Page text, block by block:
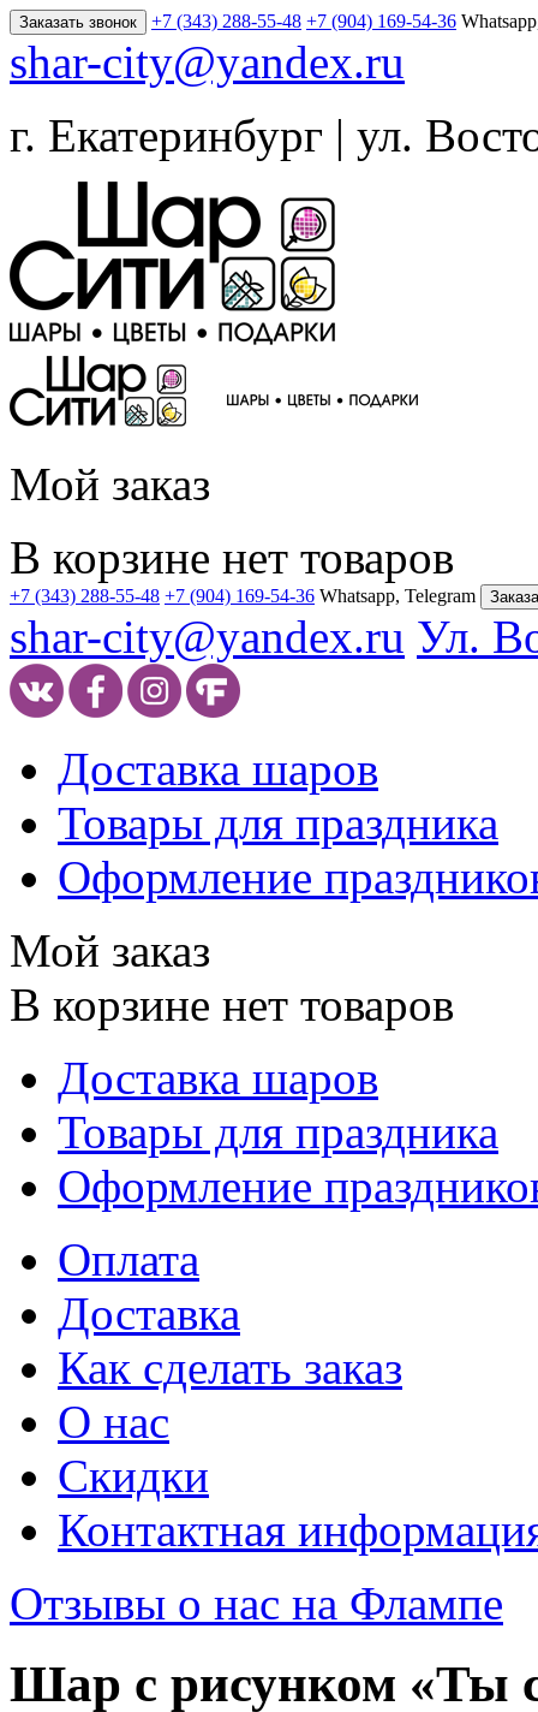
Заказать звонок +7 (343) 288-55-48 +7 (904) 169-54-36
shar-city@yandex.ru
г. Екатеринбург | ул.
Мой заказ
В корзине нет товаров
+7 (343) 288-55-48 +7 (904) 169-54-36 Whatsapp, Telegram
shar-city@yandex.ru Ул.
Доставка шаров
Товары для праздника
Оформление
Мой заказ
В корзине нет товаров
Доставка шаров
Товары для праздника
Оформление
Оплата
Доставка
Как сделать заказ
О нас
Скидки
Контактная
Отзывы о нас на Флампе
Шар с рисунком «Ты